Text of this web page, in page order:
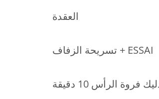
العقدة
تسريحة الزفاف + ESSAI
فروة الرأس 10 دقيقة